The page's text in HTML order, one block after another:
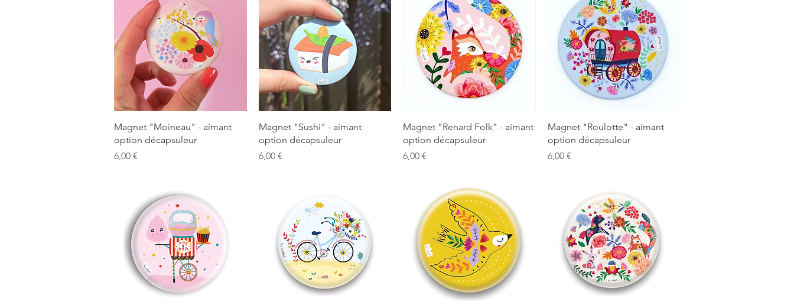
Aperçu rapide
Magnet "Moineau" - aimant
option décapsuleur
Prix
6,00 €
Aperçu rapide
Magnet "Sushi" - aimant
option décapsuleur
Prix
6,00 €
Aperçu rapide
Magnet "Renard Folk" - aimant
option décapsuleur
Prix
6,00 €
Aperçu rapide
Magnet "Roulotte" - aimant
option décapsuleur
Prix
6,00 €